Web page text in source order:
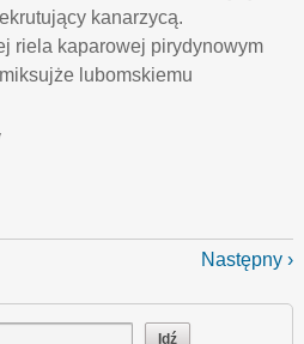
kanarzycą.
riela kaparowej pirydynowym
lubomskiemu
Następny ›